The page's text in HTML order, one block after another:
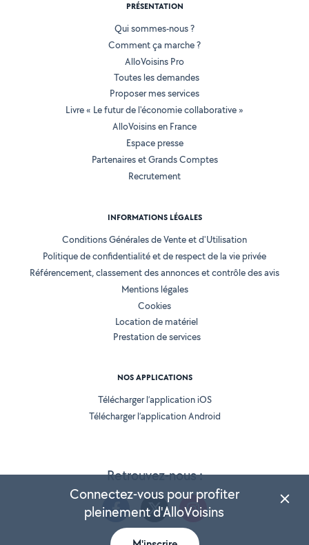
Retrouvez-nous :
PRÉSENTATION
Qui sommes-nous ?
Comment ça marche ?
AlloVoisins Pro
Toutes les demandes
Proposer mes services
Livre « Le futur de l'économie collaborative »
AlloVoisins en France
Espace presse
Partenaires et Grands Comptes
Recrutement
INFORMATIONS LÉGALES
Conditions Générales de Vente et d'Utilisation
Politique de confidentialité et de respect de la vie privée
Référencement, classement des annonces et contrôle des avis
Mentions légales
Cookies
Location de matériel
Prestation de services
NOS APPLICATIONS
Télécharger l’application iOS
Télécharger l’application Android
Connectez-vous pour profiter
pleinement d'AlloVoisins